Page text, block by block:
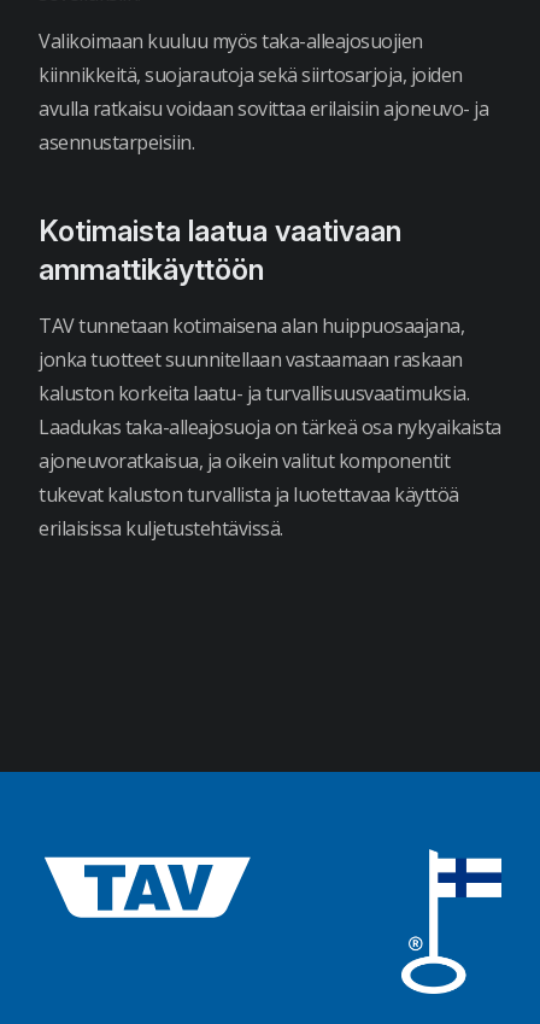
Valikoimaan kuuluu myös taka-alleajosuojien
kiinnikkeitä, suojarautoja sekä siirtosarjoja, joiden
avulla ratkaisu voidaan sovittaa erilaisiin ajoneuvo- ja
asennustarpeisiin.
Kotimaista laatua vaativaan
ammattikäyttöön
TAV tunnetaan kotimaisena alan huippuosaajana,
jonka tuotteet suunnitellaan vastaamaan raskaan
kaluston korkeita laatu- ja turvallisuusvaatimuksia.
Laadukas taka-alleajosuoja on tärkeä osa nykyaikaista
ajoneuvoratkaisua, ja oikein valitut komponentit
tukevat kaluston turvallista ja luotettavaa käyttöä
erilaisissa kuljetustehtävissä.